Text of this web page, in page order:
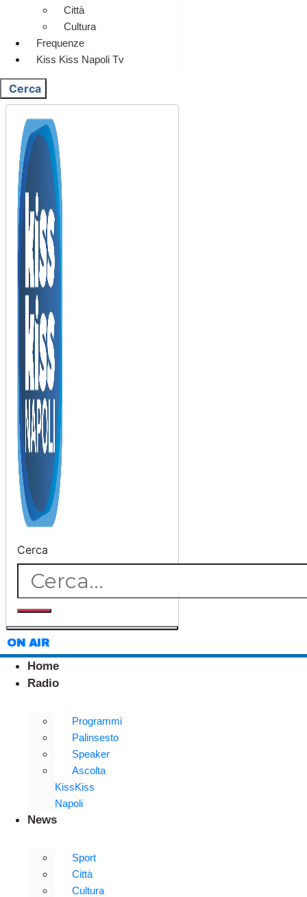
Città
Cultura
Frequenze
Kiss Kiss Napoli Tv
Cerca
Cerca
ON AIR
Home
Radio
Programmi
Palinsesto
Speaker
Ascolta
KissKiss
Napoli
News
Sport
Città
Cultura